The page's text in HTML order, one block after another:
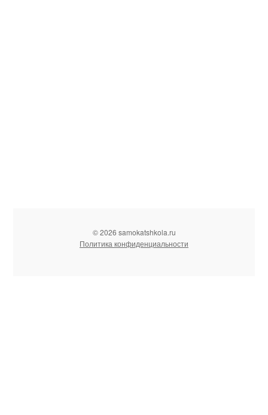
© 2026 samokatshkola.ru
Политика конфиденциальности